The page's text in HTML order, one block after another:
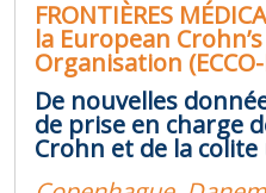
FRONTIÈRES
la European
Organisation
De nouvelles
de prise en charge
Crohn et de la